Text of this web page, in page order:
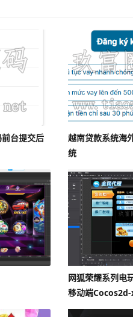
前台提交后
越南贷款系统海
统
网狐荣耀系列电
移动端